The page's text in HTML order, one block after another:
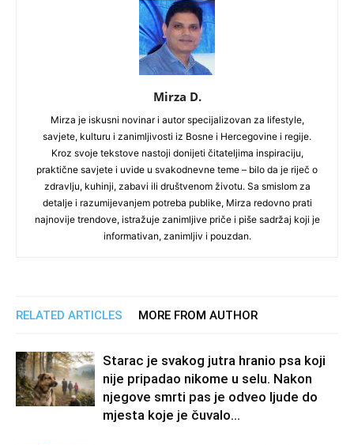
Mirza D.
Mirza je iskusni novinar i autor specijalizovan za lifestyle,
savjete, kulturu i zanimljivosti iz Bosne i Hercegovine i regije.
Kroz svoje tekstove nastoji donijeti čitateljima inspiraciju,
praktične savjete i uvide u svakodnevne teme – bilo da je riječ o
zdravlju, kuhinji, zabavi ili društvenom životu. Sa smislom za
detalje i razumijevanjem potreba publike, Mirza redovno prati
najnovije trendove, istražuje zanimljive priče i piše sadržaj koji je
informativan, zanimljiv i pouzdan.
RELATED ARTICLES MORE FROM AUTHOR
Starac je svakog jutra hranio psa koji
nije pripadao nikome u selu. Nakon
njegove smrti pas je odveo ljude do
mjesta koje je čuvalo...